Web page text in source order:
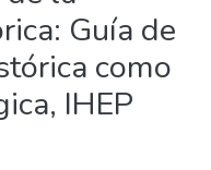
Guía de
como
IHEP